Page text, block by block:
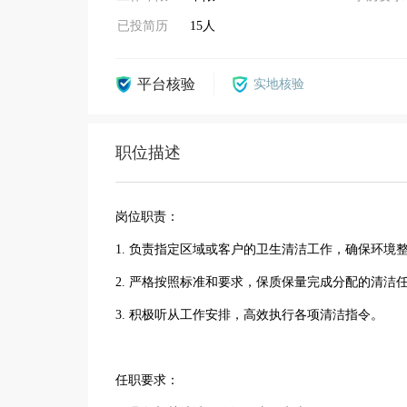
已投简历 15人
平台核验 实地核验
职位描述
岗位职责：
1. 负责指定区域或客户的卫生清洁工作，确保环境整
2. 严格按照标准和要求，保质保量完成分配的清洁任
3. 积极听从工作安排，高效执行各项清洁指令。
任职要求：